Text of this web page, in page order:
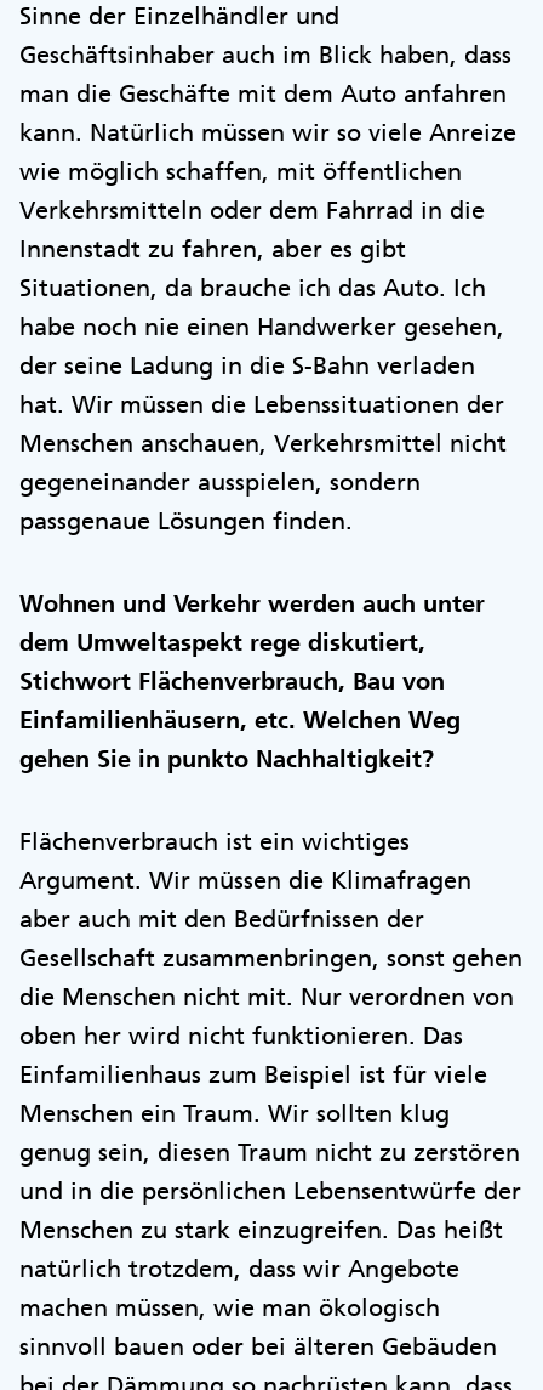
Sinne der Einzelhändler und
Geschäftsinhaber auch im Blick haben, dass
man die Geschäfte mit dem Auto anfahren
kann. Natürlich müssen wir so viele Anreize
wie möglich schaffen, mit öffentlichen
Verkehrsmitteln oder dem Fahrrad in die
Innenstadt zu fahren, aber es gibt
Situationen, da brauche ich das Auto. Ich
habe noch nie einen Handwerker gesehen,
der seine Ladung in die S-Bahn verladen
hat. Wir müssen die Lebenssituationen der
Menschen anschauen, Verkehrsmittel nicht
gegeneinander ausspielen, sondern
passgenaue Lösungen finden.
Wohnen und Verkehr werden auch unter
dem Umweltaspekt rege diskutiert,
Stichwort Flächenverbrauch, Bau von
Einfamilienhäusern, etc. Welchen Weg
gehen Sie in punkto Nachhaltigkeit?
Flächenverbrauch ist ein wichtiges
Argument. Wir müssen die Klimafragen
aber auch mit den Bedürfnissen der
Gesellschaft zusammenbringen, sonst gehen
die Menschen nicht mit. Nur verordnen von
oben her wird nicht funktionieren. Das
Einfamilienhaus zum Beispiel ist für viele
Menschen ein Traum. Wir sollten klug
genug sein, diesen Traum nicht zu zerstören
und in die persönlichen Lebensentwürfe der
Menschen zu stark einzugreifen. Das heißt
natürlich trotzdem, dass wir Angebote
machen müssen, wie man ökologisch
sinnvoll bauen oder bei älteren Gebäuden